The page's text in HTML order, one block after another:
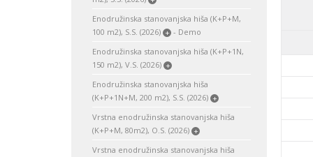
Enodružinska stanovanjska hiša (K+P+M,
100 m2), S.S. (2026) + - Demo
Enodružinska stanovanjska hiša (K+P+1N,
150 m2), V.S. (2026) +
Enodružinska stanovanjska hiša
(K+P+1N+M, 200 m2), S.S. (2026) +
Vrstna enodružinska stanovanjska hiša
(K+P+M, 80m2), O.S. (2026) +
Vrstna enodružinska stanovanjska hiša